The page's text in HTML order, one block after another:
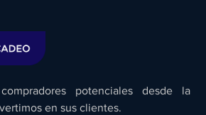
potenciales desde la
en sus clientes.